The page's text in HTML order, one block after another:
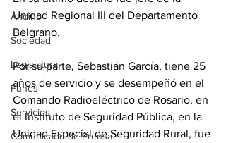
Andino
Sociedad
Legislatura
Funes
Servicios
Comunicado de Prensa
Unidad Regional III del Departamento
Belgrano.
Por su parte, Sebastián García, tiene 25
años de servicio y se desempeñó en el
Comando Radioeléctrico de Rosario, en
el Instituto de Seguridad Pública, en la
Unidad Especial de Seguridad Rural, fue